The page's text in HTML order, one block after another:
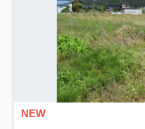
NEW